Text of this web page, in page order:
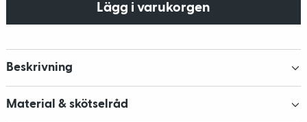
Lägg i varukorgen
Beskrivning
Material & skötselråd